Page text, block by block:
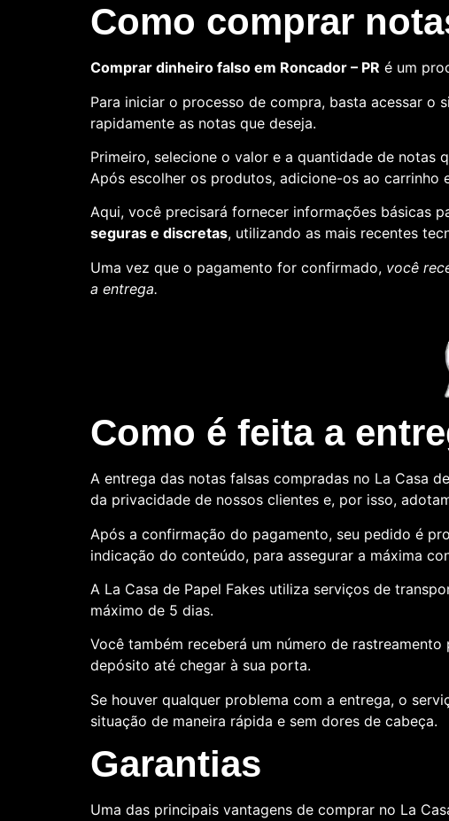
Como comprar
Comprar dinheiro falso em Roncador – PR é um
Para iniciar o processo de compra, basta acessar o
rapidamente as notas que deseja.
Primeiro, selecione o valor e a quantidade de notas
Após escolher os produtos, adicione-os ao carrinho
Aqui, você precisará fornecer informações básicas
seguras e discretas, utilizando as mais recentes
Uma vez que o pagamento for confirmado, você
a entrega.
Como é feita a
A entrega das notas falsas compradas no La Casa
da privacidade de nossos clientes e, por isso,
Após a confirmação do pagamento, seu pedido é
indicação do conteúdo, para assegurar a máxima
A La Casa de Papel Fakes utiliza serviços de
máximo de 5 dias.
Você também receberá um número de rastreamento
depósito até chegar à sua porta.
Se houver qualquer problema com a entrega, o
situação de maneira rápida e sem dores de cabeça.
Garantias
Uma das principais vantagens de comprar no La